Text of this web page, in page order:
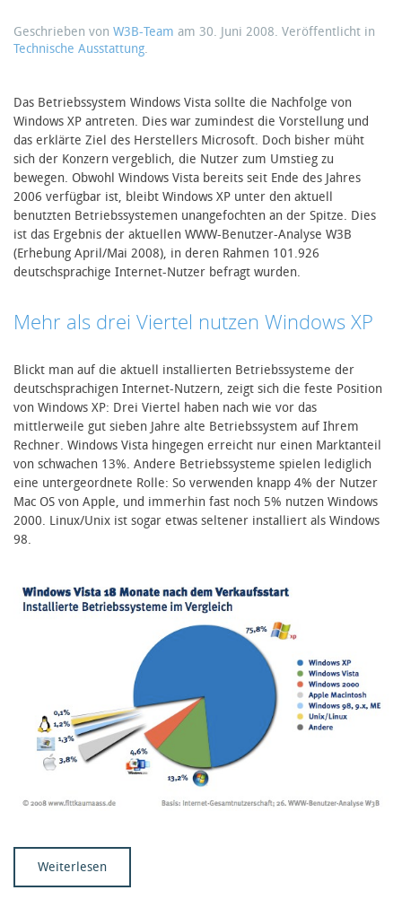
Geschrieben von W3B-Team am 30. Juni 2008. Veröffentlicht in
Technische Ausstattung.
Das Betriebssystem Windows Vista sollte die Nachfolge von
Windows XP antreten. Dies war zumindest die Vorstellung und
das erklärte Ziel des Herstellers Microsoft. Doch bisher müht
sich der Konzern vergeblich, die Nutzer zum Umstieg zu
bewegen. Obwohl Windows Vista bereits seit Ende des Jahres
2006 verfügbar ist, bleibt Windows XP unter den aktuell
benutzten Betriebssystemen unangefochten an der Spitze. Dies
ist das Ergebnis der aktuellen WWW-Benutzer-Analyse W3B
(Erhebung April/Mai 2008), in deren Rahmen 101.926
deutschsprachige Internet-Nutzer befragt wurden.
Mehr als drei Viertel nutzen Windows XP
Blickt man auf die aktuell installierten Betriebssysteme der
deutschsprachigen Internet-Nutzern, zeigt sich die feste Position
von Windows XP: Drei Viertel haben nach wie vor das
mittlerweile gut sieben Jahre alte Betriebssystem auf Ihrem
Rechner. Windows Vista hingegen erreicht nur einen Marktanteil
von schwachen 13%. Andere Betriebssysteme spielen lediglich
eine untergeordnete Rolle: So verwenden knapp 4% der Nutzer
Mac OS von Apple, und immerhin fast noch 5% nutzen Windows
2000. Linux/Unix ist sogar etwas seltener installiert als Windows
98.
Weiterlesen